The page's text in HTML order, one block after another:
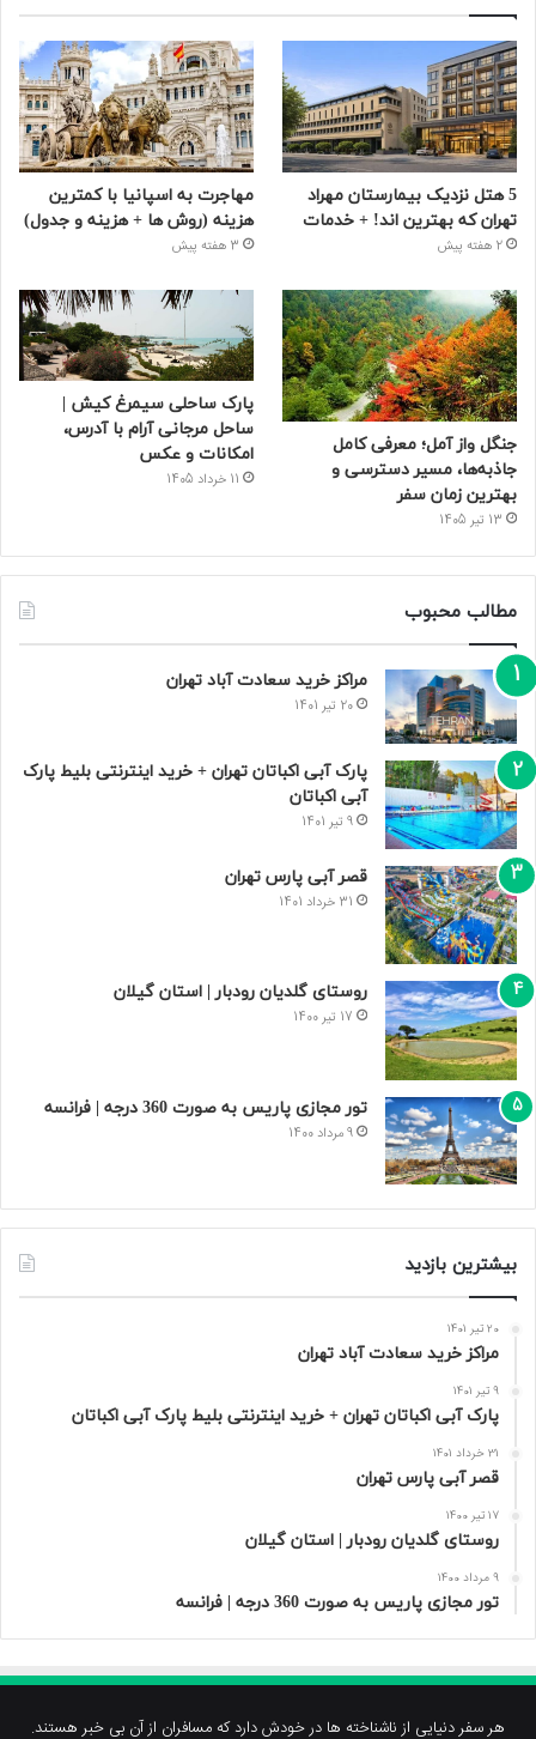
5 هتل نزدیک بیمارستان مهراد
تهران که بهترین‌ اند! + خدمات
2 هفته پیش
مهاجرت به اسپانیا با کمترین
هزینه (روش ها + هزینه و جدول)
3 هفته پیش
جنگل واز آمل؛ معرفی کامل
جاذبه‌ها، مسیر دسترسی و
بهترین زمان سفر
13 تیر 1405
پارک ساحلی سیمرغ کیش |
ساحل مرجانی آرام با آدرس،
امکانات و عکس
11 خرداد 1405
مطالب محبوب
مراکز خرید سعادت‌ آباد تهران
20 تیر 1401
پارک آبی اکباتان تهران + خرید اینترنتی بلیط پارک
آبی اکباتان
9 تیر 1401
قصر آبی پارس تهران
31 خرداد 1401
روستای گلدیان رودبار | استان گیلان
17 تیر 1400
تور مجازی پاریس به صورت 360 درجه | فرانسه
9 مرداد 1400
بیشترین بازدید
20 تیر 1401
مراکز خرید سعادت‌ آباد تهران
9 تیر 1401
پارک آبی اکباتان تهران + خرید اینترنتی بلیط پارک آبی اکباتان
31 خرداد 1401
قصر آبی پارس تهران
17 تیر 1400
روستای گلدیان رودبار | استان گیلان
9 مرداد 1400
تور مجازی پاریس به صورت 360 درجه | فرانسه
هر سفر دنیایی از ناشناخته ها در خودش دارد که مسافران از آن بی خبر هستند.